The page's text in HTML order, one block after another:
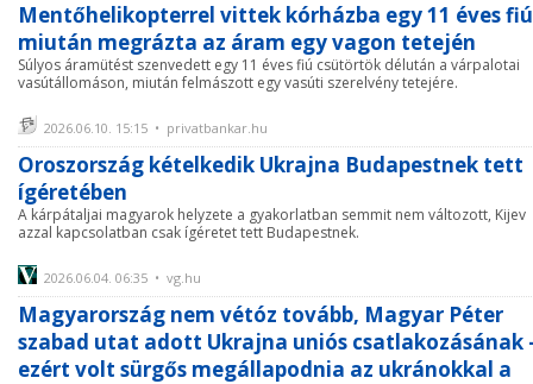
Mentőhelikopterrel vittek kórházba egy 11 éves
miután megrázta az áram egy vagon tetején
Súlyos áramütést szenvedett egy 11 éves fiú csütörtök délután a várpalotai
vasútállomáson, miután felmászott egy vasúti szerelvény tetejére.
2026.06.10. 15:15 • privatbankar.hu
Oroszország kételkedik Ukrajna Budapestnek tett
ígéretében
A kárpátaljai magyarok helyzete a gyakorlatban semmit nem változott, Kijev
azzal kapcsolatban csak ígéretet tett Budapestnek.
2026.06.04. 06:35 • vg.hu
Magyarország nem vétóz tovább, Magyar Péter
szabad utat adott Ukrajna uniós csatlakozásának
ezért volt sürgős megállapodnia az ukránokkal a